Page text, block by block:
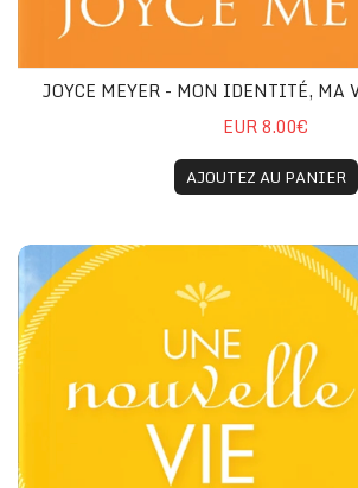
JOYCE MEYER - MON IDENTITÉ, MA
EUR 8.00€
AJOUTEZ AU PANIER
Joyce Meyer - Une nouvelle vie